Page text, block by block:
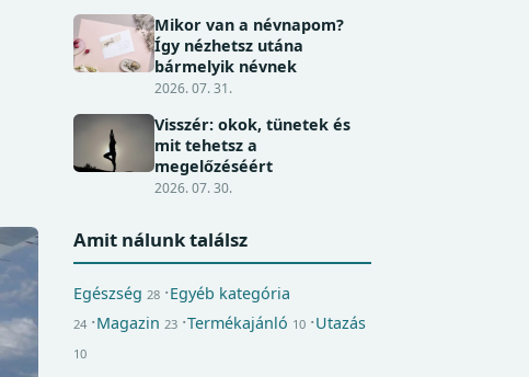
Mikor van a névnapom?
Így nézhetsz utána
bármelyik névnek
2026. 07. 31.
Visszér: okok, tünetek és
mit tehetsz a
megelőzéséért
2026. 07. 30.
Amit nálunk találsz
Egészség 28 Egyéb kategória
24 Magazin 23 Termékajánló 10 Utazás
10